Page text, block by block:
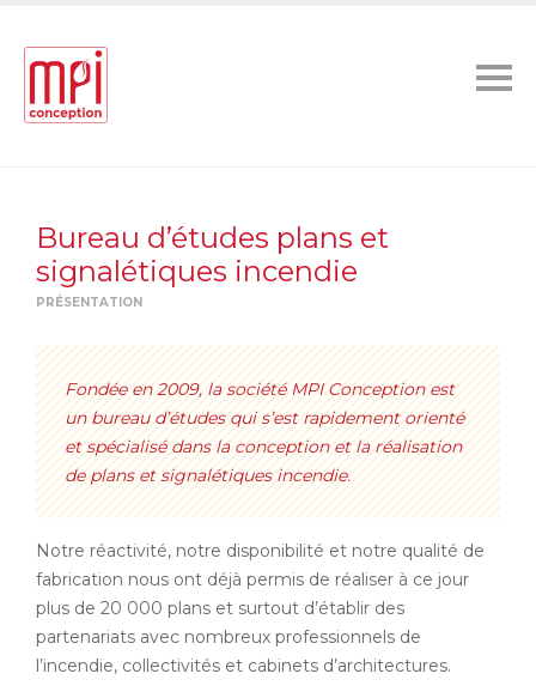
Bureau d’études plans et
signalétiques incendie
PRÉSENTATION
Fondée en 2009, la société MPI Conception est
un bureau d’études qui s’est rapidement orienté
et spécialisé dans la conception et la réalisation
de plans et signalétiques incendie.
Notre réactivité, notre disponibilité et notre qualité de
fabrication nous ont déjà permis de réaliser à ce jour
plus de 20 000 plans et surtout d’établir des
partenariats avec nombreux professionnels de
l’incendie, collectivités et cabinets d’architectures.